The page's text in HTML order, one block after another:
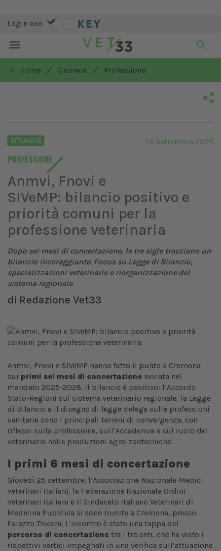
Login con
Toggle
navigation
< Home
/ Cronaca / Professione
ATTUALITÀ
PROFESSIONE
26 Settembre 2025
Anmvi, Fnovi e
SIVeMP: bilancio positivo e
priorità comuni per la
professione veterinaria
Dopo sei mesi di concertazione, le tre sigle tracciano un
bilancio incoraggiante. Focus su Legge di Bilancio,
specializzazioni veterinarie e riorganizzazione del
sistema regionale
di Redazione Vet33
Anmvi, Fnovi e SIVeMP hanno fatto il punto a Cremona
sui primi sei mesi di concertazione avviata nel
mandato 2025-2028. Il bilancio è positivo: l’Accordo
Stato-Regioni sul sistema veterinario regionale, la Legge
di Bilancio e il disegno di legge delega sulle professioni
sanitarie sono i principali terreni di convergenza, con
riflessi sulla professione, sull’Accademia e sul ruolo del
veterinario nelle produzioni agro-zootecniche.
I primi 6 mesi di concertazione
Giovedì 25 settembre, l’Associazione Nazionale Medici
Veterinari Italiani, la Federazione Nazionale Ordini
Veterinari Italiani e il Sindacato Italiano Veterinari di
Medicina Pubblica si sono riunite a Cremona, presso
Palazzo Trecchi. L’incontro è stato una tappa del
percorso di concertazione tra i tre enti, che ha visto i
rispettivi vertici impegnati in una verifica sull’attuazione